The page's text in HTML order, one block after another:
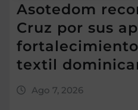
Asotedom
Cruz por sus
textil
Ago 7, 2026